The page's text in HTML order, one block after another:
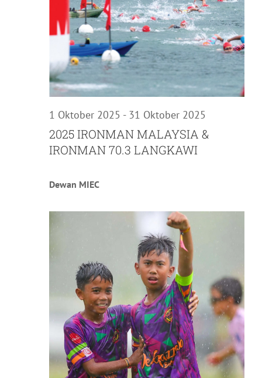
2025 IRONMAN MALAYSIA &
IRONMAN 70.3 LANGKAWI
1 Oktober 2025 - 31 Oktober 2025
Dewan MIEC